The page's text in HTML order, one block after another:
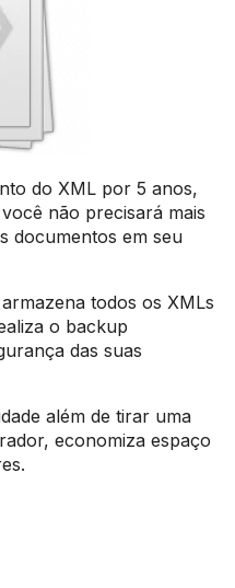
do XML por 5 anos,
não precisará mais
documentos em seu
todos os XMLs
o backup
das suas
além de tirar uma
economiza espaço